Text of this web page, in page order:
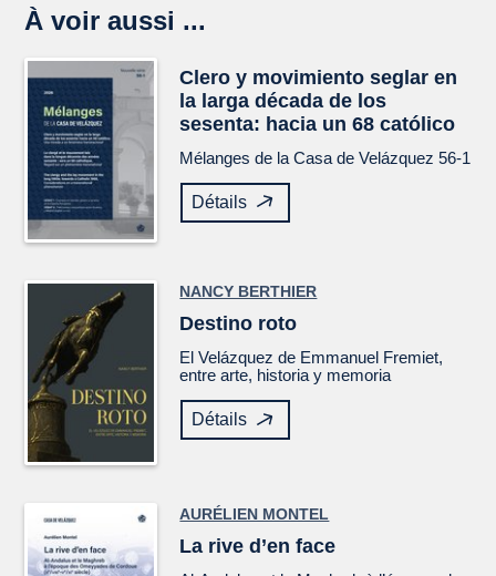
À voir aussi ...
Clero y movimiento seglar en
la larga década de los
sesenta: hacia un 68 católico
Mélanges de la Casa de Velázquez 56-1
Détails
NANCY BERTHIER
Destino roto
ElVelázquez de Emmanuel Fremiet,
entre arte, historia y memoria
Détails
AURÉLIEN MONTEL
La rive d’en face